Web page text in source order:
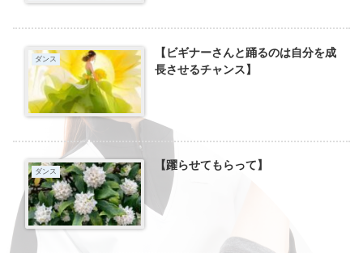
ダンス
【ビギナーさんと踊るのは自分を成
長させるチャンス】
ダンス 【躍らせてもらって】